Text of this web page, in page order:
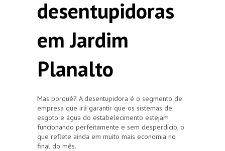
desentupidoras
em Jardim
Planalto
Mas porquê? A desentupidora é o segmento de
empresa que irá garantir que os sistemas de
esgoto e água do estabelecimento estejam
funcionando perfeitamente e sem desperdício, o
que reflete ainda em muito mais economia no
final do mês.